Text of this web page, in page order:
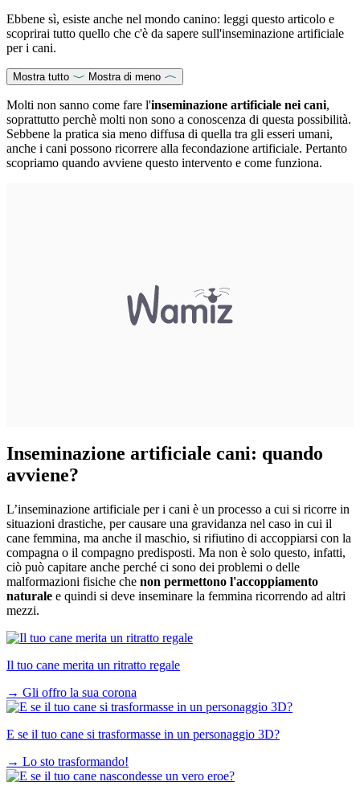
Ebbene sì, esiste anche nel mondo canino: leggi questo articolo e
scoprirai tutto quello che c'è da sapere sull'inseminazione artificiale
per i cani.
Mostra tutto Mostra di meno
Molti non sanno come fare l'inseminazione artificiale nei cani,
soprattutto perchè molti non sono a conoscenza di questa possibilità.
Sebbene la pratica sia meno diffusa di quella tra gli esseri umani,
anche i cani possono ricorrere alla fecondazione artificiale. Pertanto
scopriamo quando avviene questo intervento e come funziona.
Inseminazione artificiale cani: quando
avviene?
L’inseminazione artificiale per i cani è un processo a cui si ricorre in
situazioni drastiche, per causare una gravidanza nel caso in cui il
cane femmina, ma anche il maschio, si rifiutino di accoppiarsi con la
compagna o il compagno predisposti. Ma non è solo questo, infatti,
ciò può capitare anche perché ci sono dei problemi o delle
malformazioni fisiche che non permettono l'accoppiamento
naturale e quindi si deve inseminare la femmina ricorrendo ad altri
mezzi.
Il tuo cane merita un ritratto regale
→ Gli offro la sua corona
E se il tuo cane si trasformasse in un personaggio 3D?
→ Lo sto trasformando!